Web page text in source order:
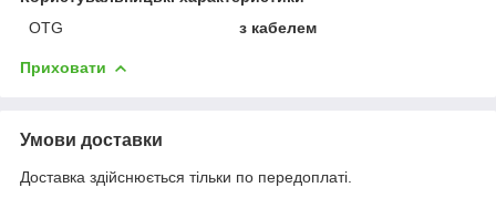
OTG
з кабелем
Приховати
Умови доставки
Доставка здійснюється тільки по передоплаті.